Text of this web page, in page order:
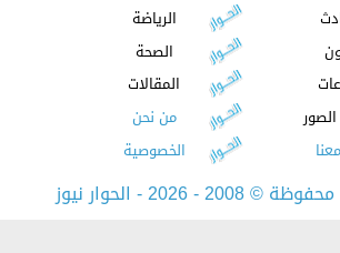
الرياضة
الصحة
المقالات
من نحن
الخصوصية
محفوظة©